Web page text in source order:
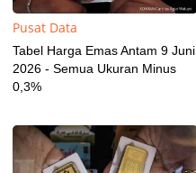
Pusat Data
Tabel Harga Emas Antam 9 Juni
2026 - Semua Ukuran Minus
0,3%